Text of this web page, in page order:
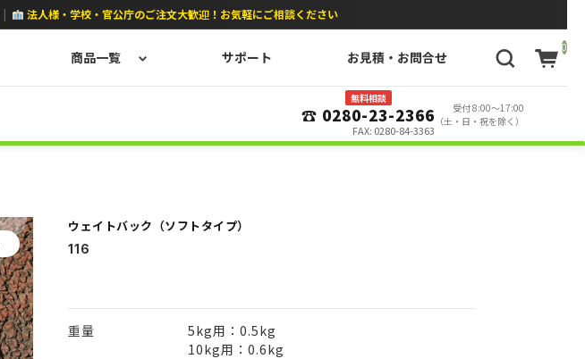
| 法人様・学校・官公庁のご注文大歓迎！お気軽にご相談ください
商品一覧 サポート お見積・お問合せ
0
無料相談
☎ 0280-23-2366
FAX: 0280-84-3363
受付 8:00〜17:00
（土・日・祝を除く）
ウェイトバック（ソフトタイプ）
116
重量
5kg用：0.5kg
10kg用：0.6kg